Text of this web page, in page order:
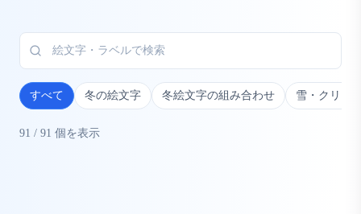
すべて 冬の絵文字 冬絵文字の組み合わせ 雪・クリス
91 / 91 個を表示